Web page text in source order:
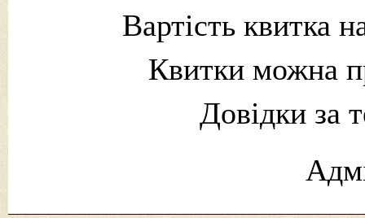
Вартість квитка
Квитки можна
Довідки за